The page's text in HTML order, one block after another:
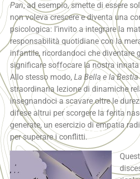
Pan, ad esempio, smette di essere
non voleva crescere e diventa una
psicologica: l’invito a integrare la
responsabilità quotidiane con la
infantile, ricordandoci che diventare
significare soffocare la nostra innata
Allo stesso modo, La Bella e la Bestia
straordinaria lezione di dinamiche
insegnandoci a scavare oltre le
difese altrui per scorgere la ferita
generate, un esercizio di empatia
per superare i conflitti.